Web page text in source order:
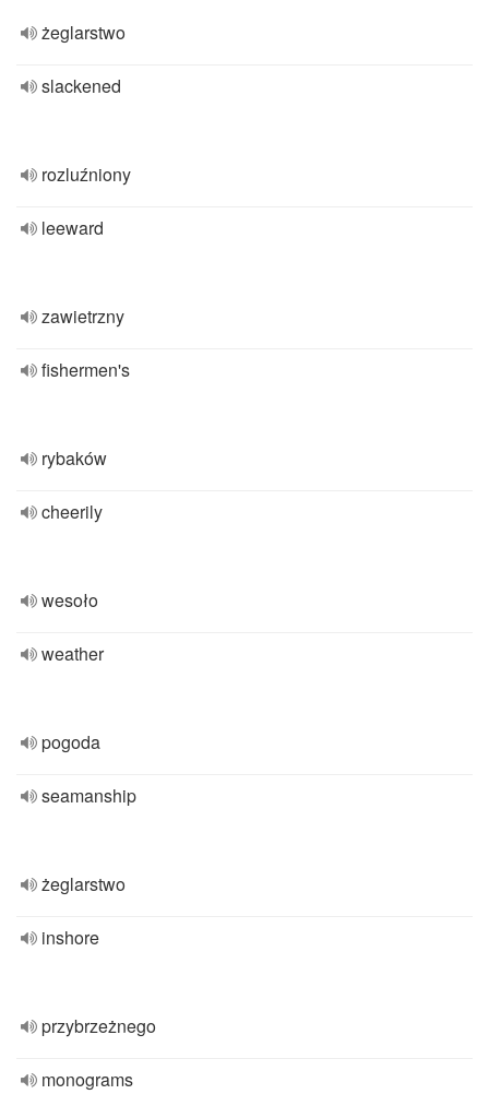
żeglarstwo
slackened
rozluźniony
leeward
zawietrzny
fishermen's
rybaków
cheerily
wesoło
weather
pogoda
seamanship
żeglarstwo
inshore
przybrzeżnego
monograms